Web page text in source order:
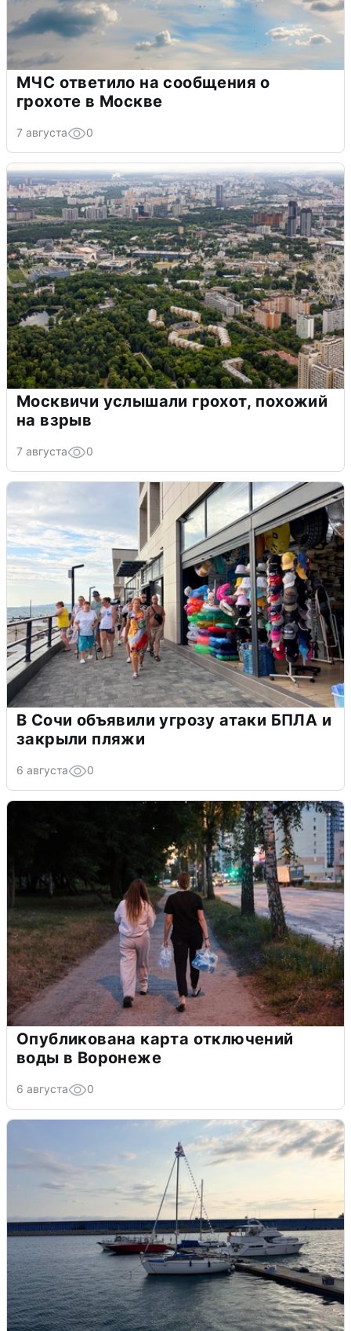
МЧС ответило на сообщения о
грохоте в Москве
7 августа 0
Москвичи услышали грохот, похожий
на взрыв
7 августа 0
В Сочи объявили угрозу атаки БПЛА и
закрыли пляжи
6 августа 0
Опубликована карта отключений
воды в Воронеже
6 августа 0